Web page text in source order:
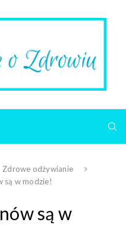
Zdrowe odżywianie
są w modzie!
są w